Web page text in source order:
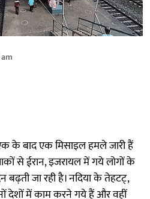
के बाद एक मिसाइल हमले जारी हैं
से ईरान, इजरायल में गये लोगों के
बढ़ती जा रही है। नदिया के तेहटट्,
देशों में काम करने गये हैं और वहीं